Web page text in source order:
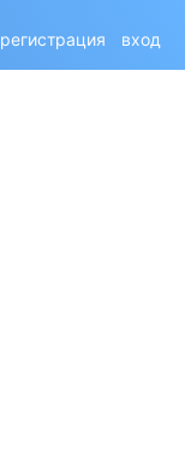
регистрация вход